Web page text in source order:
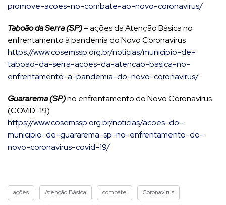
promove-acoes-no-combate-ao-novo-coronavirus/
Taboão da Serra (SP)– ações da Atenção Básica no
enfrentamento à pandemia do Novo Coronavírus
https://www.cosemssp.org.br/noticias/municipio-de-
taboao-da-serra-acoes-da-atencao-basica-no-
enfrentamento-a-pandemia-do-novo-coronavirus/
Guararema (SP)no enfrentamento do Novo Coronavírus
(COVID-19)
https://www.cosemssp.org.br/noticias/acoes-do-
municipio-de-guararema-sp-no-enfrentamento-do-
novo-coronavirus-covid-19/
ações Atenção Básica combate Coronavirus